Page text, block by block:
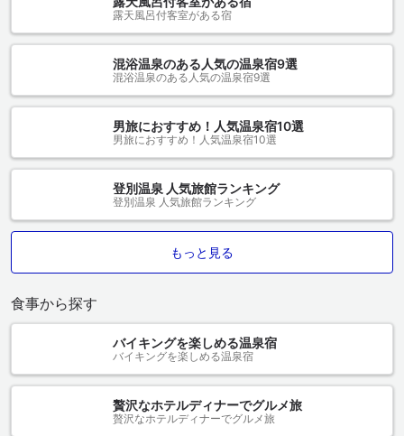
露天風呂付客室がある宿
混浴温泉のある人気の温泉宿9選
混浴温泉のある人気の温泉宿9選
男旅におすすめ！人気温泉宿10選
男旅におすすめ！人気温泉宿10選
登別温泉 人気旅館ランキング
登別温泉 人気旅館ランキング
もっと見る
食事から探す
バイキングを楽しめる温泉宿
バイキングを楽しめる温泉宿
贅沢なホテルディナーでグルメ旅
贅沢なホテルディナーでグルメ旅